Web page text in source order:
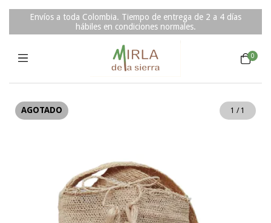
Envíos a toda Colombia. Tiempo de entrega de 2 a 4 días
hábiles en condiciones normales.
0
AGOTADO 1 / 1